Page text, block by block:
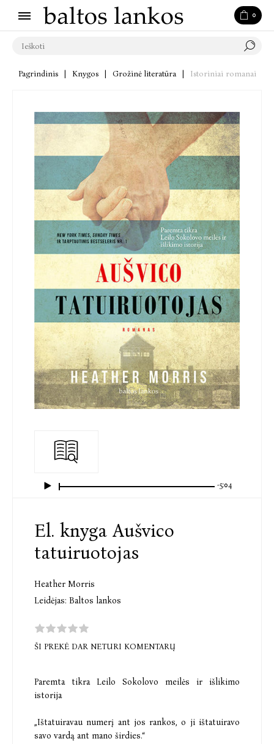
0
Pagrindinis Knygos Grožinė literatūra Istoriniai romanai
-5:04
El. knyga Aušvico
tatuiruotojas
Heather Morris
Leidėjas: Baltos lankos
ŠI PREKĖ DAR NETURI KOMENTARŲ
Paremta tikra Leilo Sokolovo meilės ir išlikimo
istorija
„Ištatuiravau numerį ant jos rankos, o ji ištatuiravo
savo vardą ant mano širdies.“